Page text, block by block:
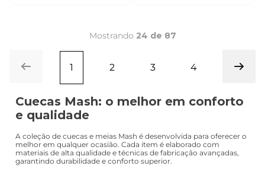
Mostrando 24 de 87
1 2 3 4
Cuecas Mash: o melhor em conforto
e qualidade
A coleção de cuecas e meias Mash é desenvolvida para oferecer o
melhor em qualquer ocasião. Cada item é elaborado com
materiais de alta qualidade e técnicas de fabricação avançadas,
garantindo durabilidade e conforto superior.